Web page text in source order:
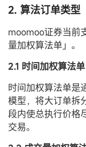
2. 算法订单类型
moomoo证券当前
量加权算法单」。
2.1 时间加权算法单
时间加权算法单是
模型，将大订单拆
段内使总执行价格
交易。